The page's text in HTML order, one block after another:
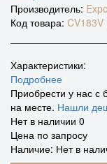
Производитель: Expo
Код товара:
Характеристики:
Подробнее
Приобрести у нас с
на месте. Нашли
Нет в наличии 0
Цена по запросу
Наличие: Нет в